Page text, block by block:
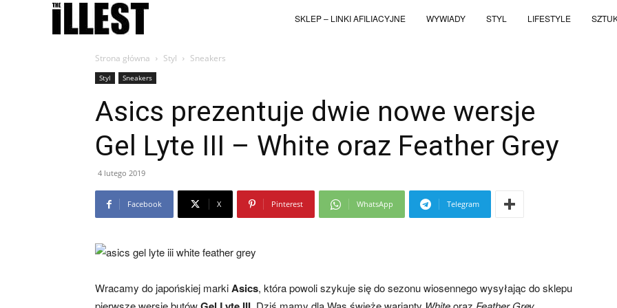
SKLEP – LINKI AFILIACYJNE WYWIADY STYL LIFESTYLE
Strona główna Styl Sneakers
Styl Sneakers
Asics prezentuje dwie nowe wersje
Gel Lyte III – White oraz Feather Grey
4 lutego 2019
Facebook X Pinterest WhatsApp Telegram
Wracamy do japońskiej markiAsics, która powoli szykuje się do sezonu wiosennego wysyłając do sklepu